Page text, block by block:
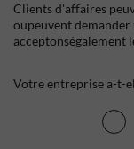
Clients d'affaires
oupeuvent
acceptonségalement
Votre entreprise a-t-